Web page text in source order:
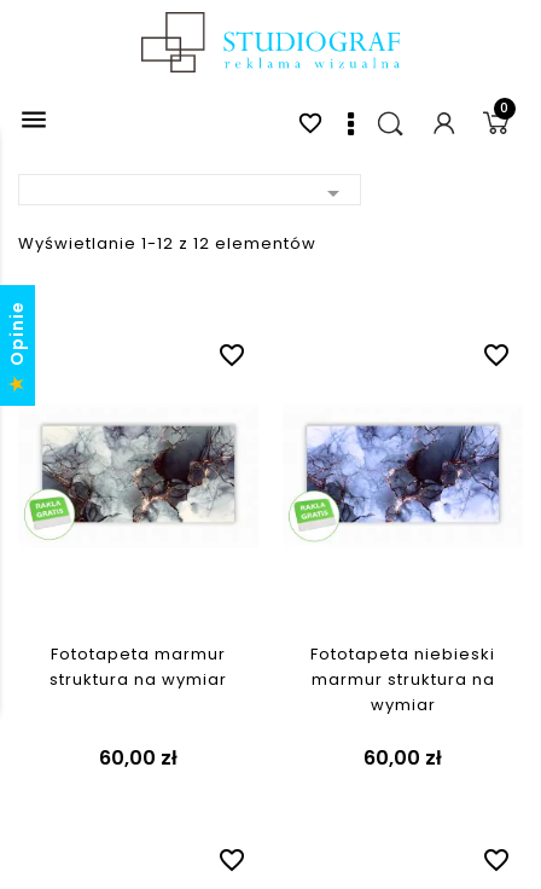
 0
favorite_border

Wyświetlanie 1-12 z 12 elementów
favorite_border
Fototapeta marmur
struktura na wymiar
60,00 zł
favorite_border
Fototapeta niebieski
marmur struktura na
wymiar
60,00 zł
favorite_border favorite_border
Opinie